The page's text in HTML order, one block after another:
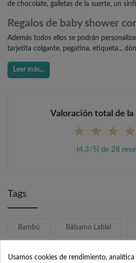
Tags
Bambú Bálsamo Labial
de chocolate, galletas de la suerte, un
Regalos de baby shower
Además todos ellos se podrán
tarjetita colgante, pegatina, etiqueta...
Leer más...
Valoración total de la
(4,3/5) de 28
Usamos cookies de rendimiento,